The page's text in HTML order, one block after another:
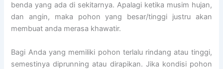
benda yang ada di sekitarnya. Apalagi ketika musim hujan,
dan angin, maka pohon yang besar/tinggi justru akan
membuat anda merasa khawatir.
Bagi Anda yang memiliki pohon terlalu rindang atau tinggi,
semestinya diprunning atau dirapikan. Jika kondisi pohon